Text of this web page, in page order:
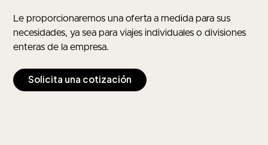
Le proporcionaremos una oferta a medida para sus
necesidades, ya sea para viajes individuales o divisiones
enteras de la empresa.
Solicita una cotización